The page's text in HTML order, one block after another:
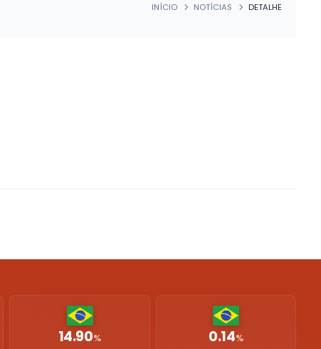
INÍCIO NOTÍCIAS DETALHE
14.90% 0.14%